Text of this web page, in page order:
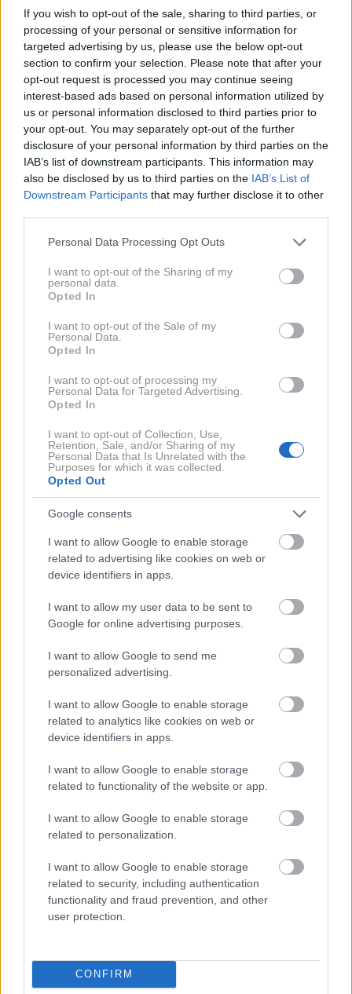
If you wish to opt-out of the sale, sharing to third parties, or
processing of your personal or sensitive information for
targeted advertising by us, please use the below opt-out
section to confirm your selection. Please note that after your
opt-out request is processed you may continue seeing
interest-based ads based on personal information utilized by
us or personal information disclosed to third parties prior to
your opt-out. You may separately opt-out of the further
disclosure of your personal information by third parties on the
IAB’s list of downstream participants. This information may
also be disclosed by us to third parties on the IAB’s List of
Downstream Participants that may further disclose it to other
Please note that this website/app uses one or more Google
not limited to your visit or usage behaviour. You may click to
grant or deny consent to Google and its third-party tags to
use your data for below specified purposes in below Google
consent section.
Personal Data Processing Opt Outs
I want to opt-out of the Sharing of my
personal data.
Opted In
I want to opt-out of the Sale of my
Personal Data.
Opted In
I want to opt-out of processing my
Personal Data for Targeted Advertising.
Opted In
I want to opt-out of Collection, Use,
Retention, Sale, and/or Sharing of my
Personal Data that Is Unrelated with the
Purposes for which it was collected.
Opted Out
Google consents
I want to allow Google to enable storage
related to advertising like cookies on web or
device identifiers in apps.
I want to allow my user data to be sent to
Google for online advertising purposes.
I want to allow Google to send me
personalized advertising.
I want to allow Google to enable storage
related to analytics like cookies on web or
device identifiers in apps.
I want to allow Google to enable storage
related to functionality of the website or app.
I want to allow Google to enable storage
related to personalization.
I want to allow Google to enable storage
related to security, including authentication
functionality and fraud prevention, and other
user protection.
CONFIRM
Ob preučevanju oceanske kemije in dinamike taljenja
ledu raziskovalci zbirajo tudi edinstvena morska
bitja. Med njimi sopajki velikosti dlani,morske
zvezde premera večernega krožnika , lokalne vrste
hobotnicpa tudi tako imenovani "morski prašiči",
posebna vrstamorskih kumaric, indrobni rakci–
izopodi, ki živijo na morskem dnu. "Zbrali smo izjemno
raznoliko zbirko morskega življenja, vključno z verjetno
StrugnellzUniverze Jamesa Cooka
, ki sodeluje v
programuSecuring Antarctica's Environmental
Future.
Posebej prilagojeni rezervoarji na ladji omogočajo
nežno zajemanje
Tako so ujeli tudi "morskega metulja" – vrsto
morskega polža
, ki plava s plapolanjem, ki je
Morski metulj je v akvariju celo izlegel jajčeca, kar je
znanstvenikom omogočilo prvo opazovanje razvoja
pteropodnih jajc v ujetništvu. "
lahko prvič do zdaj spremlja to fazo razvoja in se nauči
dr. Laura
Herraiz Borregueroiz CSIRO in AAPP.
naravno
zanimivost – opazovanje zelenkastega ledenega
Tasmaniji meni, da posebna barva izvira iz visoke
vsebnosti železa v ledu, kar še ni dokončno potrjeno,
a bi lahko bil pomemben namig pri nadaljnjih
raziskavah.
Ob robu ledene police so znanstveniki vzeli vzorce
morske vode blizu "jezika" ledenika Denman, ki se je
v dveh desetletjih skrčil za
pet kilometrov
. Meritve
temperature, slanosti, kisika in sledov kovin
razkrivajo kompleksno gibanje tokov in nenavadne
temperaturne vzorce – toplejše vode v sredini in
hladnejše v globini, kar bi lahko pojasnilo tudi
pomanjkanje morskega ledu v tem delu leta.
Sistem se spreminja in nujno je, da ga opazujemo, da
lahko nadgrajujemo modele podnebnih sprememb, na